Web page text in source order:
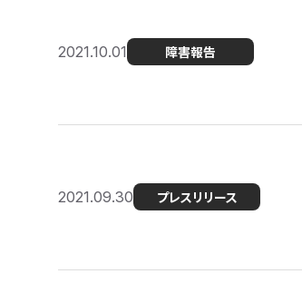
2021.10.01 障害報告
2021.09.30 プレスリリース